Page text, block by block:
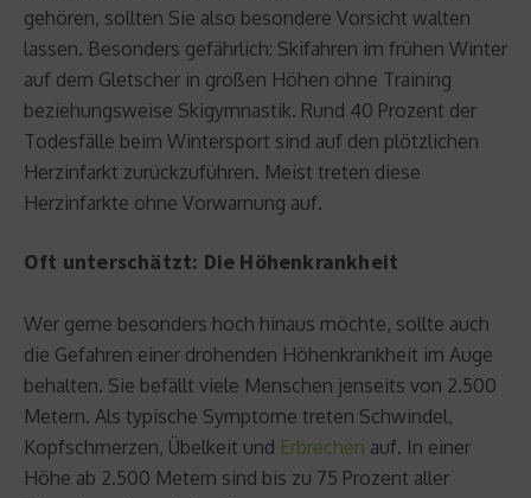
gehören, sollten Sie also besondere Vorsicht walten
lassen. Besonders gefährlich: Skifahren im frühen Winter
auf dem Gletscher in großen Höhen ohne Training
beziehungsweise Skigymnastik. Rund 40 Prozent der
Todesfälle beim Wintersport sind auf den plötzlichen
Herzinfarkt zurückzuführen. Meist treten diese
Herzinfarkte ohne Vorwarnung auf.
Oft unterschätzt: Die Höhenkrankheit
Wer gerne besonders hoch hinaus möchte, sollte auch
die Gefahren einer drohenden Höhenkrankheit im Auge
behalten. Sie befällt viele Menschen jenseits von 2.500
Metern. Als typische Symptome treten Schwindel,
Kopfschmerzen, Übelkeit und Erbrechen auf. In einer
Höhe ab 2.500 Metern sind bis zu 75 Prozent aller